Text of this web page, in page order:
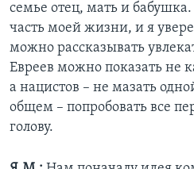
семье отец, мать и
часть моей жизни, и я
можно рассказывать
Евреев можно показать не
а нацистов – не мазать
общем – попробовать все
голову.